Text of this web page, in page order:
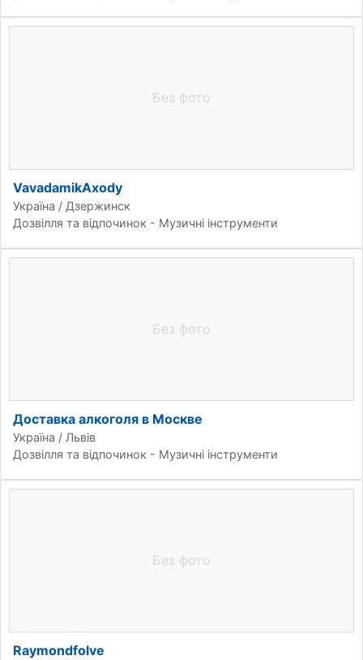
Без фото
VavadamikAxody
Україна / Дзержинск
Дозвілля та відпочинок - Музичні інструменти
Без фото
Доставка алкоголя в Москве
Україна / Львів
Дозвілля та відпочинок - Музичні інструменти
Без фото
Raymondfolve